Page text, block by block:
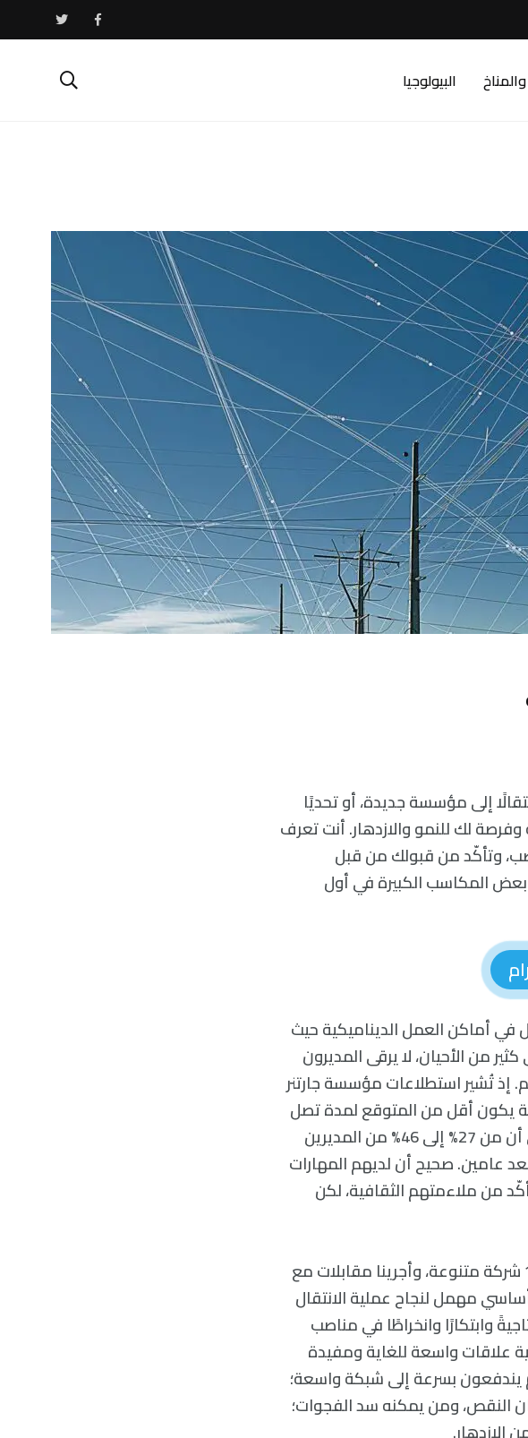
البيولوجيا
إلى مؤسسة جديدة، أو تحديًا
وفرصة لك للنمو والازدهار. أنت تعرف
وتأكّد من قبولك من قبل
المكاسب الكبيرة في أول
في أماكن العمل الديناميكية حيث
من الأحيان، لا يرقى المديرون
تُشير استطلاعات مؤسسة جارتنر
الخاصة يكون أقل من المتوقع لمدة تصل
إلى 18 شهرًا بعد تلك الانتقالات، كما تُشير تقارير ماكينزي إلى أن من 27% إلى 46% من المديرين
عامين. صحيح أن لديهم المهارات
من ملاءمتهم الثقافية، لكن
لقد حلّلنا علاقات الموظفين وأنماط التواصل عبر أكثر من 100 شركة متنوعة، وأجرينا مقابلات مع
على شرط أساسي مهمل لنجاح عملية الانتقال
وابتكارًا وانخراطًا في مناصب
علاقات واسعة للغاية ومفيدة
يندفعون بسرعة إلى شبكة واسعة؛
النقص، ومن يمكنه سد الفجوات؛